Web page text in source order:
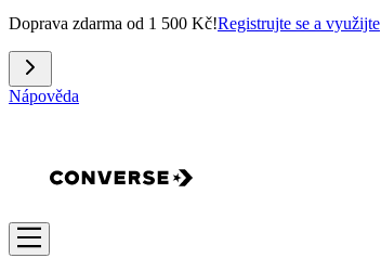
Doprava zdarma od 1 500 Kč!Registrujte se a využijte
Nápověda